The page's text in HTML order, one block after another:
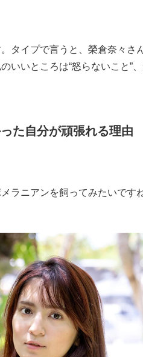
タイプで言うと、榮倉奈々さ
いいところは“怒らないこと”
た自分が頑張れる理由
ラニアンを飼ってみたいです